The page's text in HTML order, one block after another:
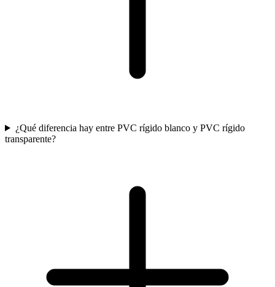
¿Qué diferencia hay entre PVC rígido blanco y PVC rígido
transparente?